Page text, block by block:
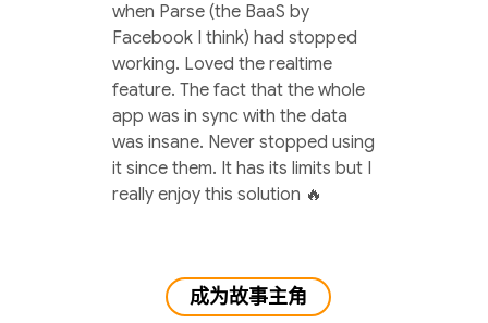
when Parse (the BaaS by
Facebook I think) had stopped
working. Loved the realtime
feature. The fact that the whole
app was in sync with the data
was insane. Never stopped using
it since them. It has its limits but I
really enjoy this solution 🔥
成为故事主角